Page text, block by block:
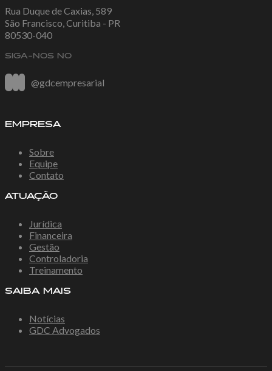
Rua Duque de Caxias, 589
São Francisco, Curitiba - PR
80530-040
SIGA-NOS NO
@gdcempresarial
EMPRESA
Sobre
Equipe
Contato
ATUAÇÃO
Jurídica
Financeira
Gestão
Controladoria
Treinamento
SAIBA MAIS
Notícias
GDC Advogados